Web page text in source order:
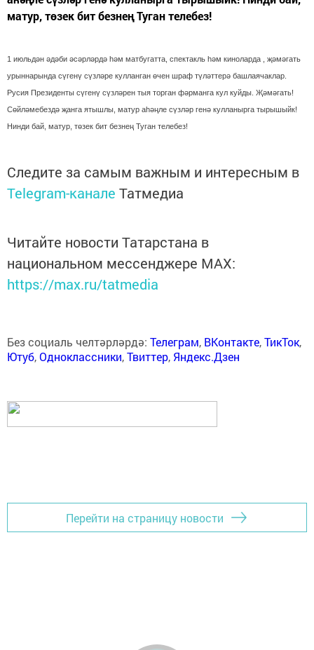
матур, төзек бит безнең Туган телебез!
1 июльдән әдәби әсәрләрдә һәм матбугатта, спектакль һәм киноларда , җәмәгать
урыннарында сүгенү сүзләре кулланган өчен шраф түләттерә башлаячаклар.
Русия Президенты сүгенү сүзләрен тыя торган фәрманга кул куйды. Җәмәгать!
Сөйләмебездә җанга ятышлы, матур аһәңле сүзләр генә кулланырга тырышыйк!
Нинди бай, матур, төзек бит безнең Туган телебез!
Следите за самым важным и интересным в
Telegram-канале Татмедиа
Читайте новости Татарстана в
национальном мессенджере MАХ:
https://max.ru/tatmedia
Без социаль челтәрләрдә: Телеграм, ВКонтакте,ТикТок,
Ютуб,Одноклассники,Твиттер, Яндекс.Дзен
Перейти на страницу новости